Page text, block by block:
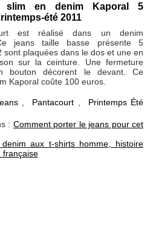
slim en denim Kaporal 5
été 2011
est réalisé dans un denim
jeans taille basse présente 5
sont plaquées dans le dos et une en
sur la ceinture. Une fermeture
bouton décorent le devant. Ce
Kaporal coûte 100 euros.
, Pantacourt
Printemps Été
: Comment porter le jeans pour cet
aux t-shirts homme, histoire
française